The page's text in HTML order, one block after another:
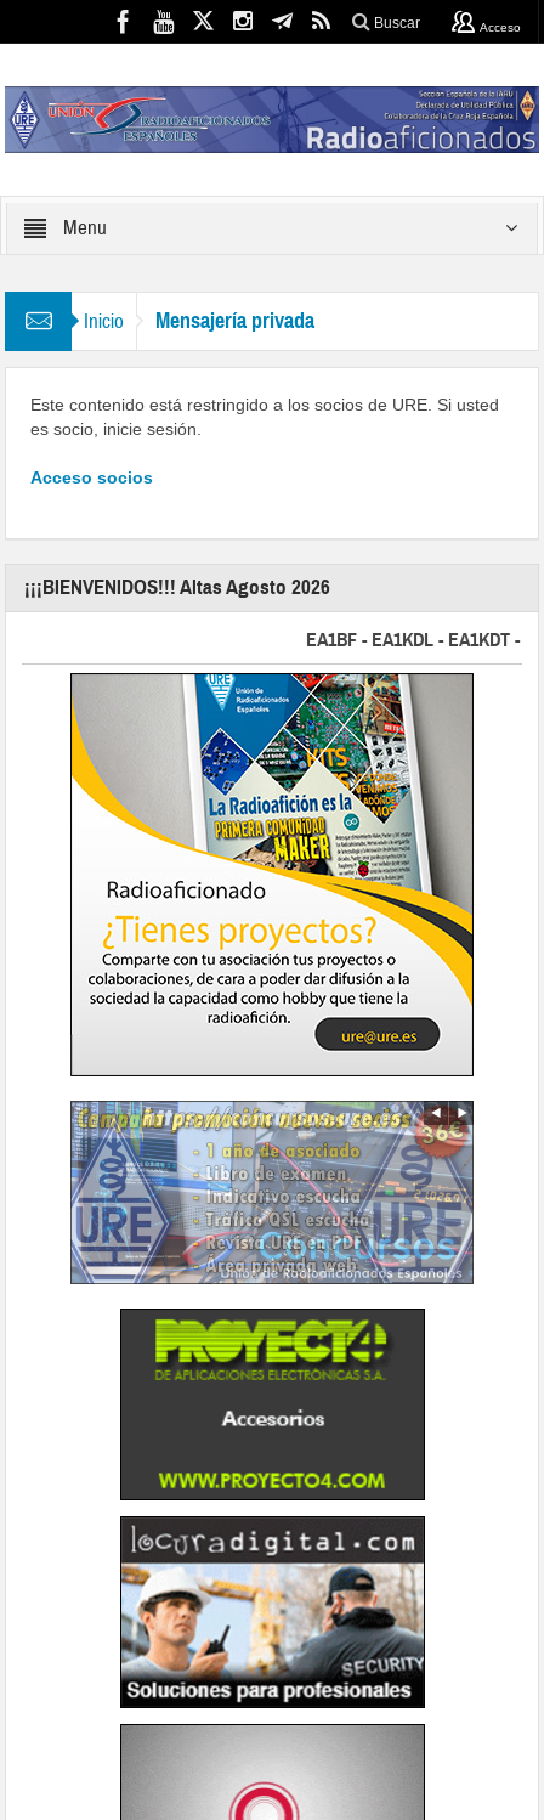
Buscar Acceso
Menu
Inicio Mensajería privada
Este contenido está restringido a los socios de URE. Si usted
es socio, inicie sesión.
Acceso socios
¡¡¡BIENVENIDOS!!! Altas Agosto 2026
EA1BF - EA1KDL - EA1KDT -